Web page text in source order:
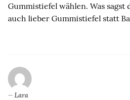
Gummistiefel wählen. Was sagst
auch lieber Gummistiefel statt
Lara